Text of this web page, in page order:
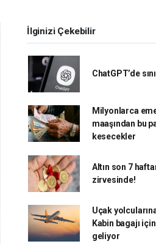
İlginizi Çekebilir
ChatGPT’de
Milyonlarca
maaşından bu
kesecekler
Altın son 7
zirvesinde!
Uçak
Kabin bagajı
geliyor